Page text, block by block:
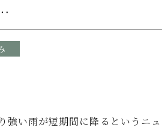
い雨が短期間に降るというニュ